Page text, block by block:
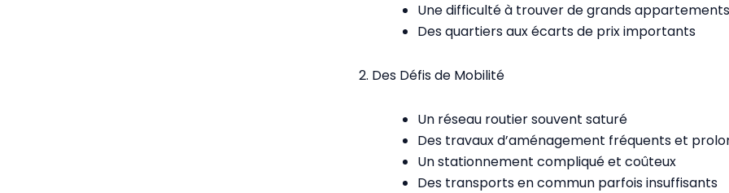
Une difficulté à trouver de grands
Des quartiers aux écarts de prix importants
2. Des Défis de Mobilité
Un réseau routier souvent saturé
Des travaux d’aménagement fréquents et
Un stationnement compliqué et coûteux
Des transports en commun parfois insuffisants